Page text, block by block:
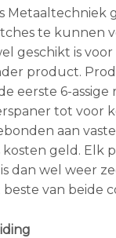
te kunnen
geschikt is
product.
eerste 6-assige
tot voor
aan
kosten geld.
dan wel weer
van beide